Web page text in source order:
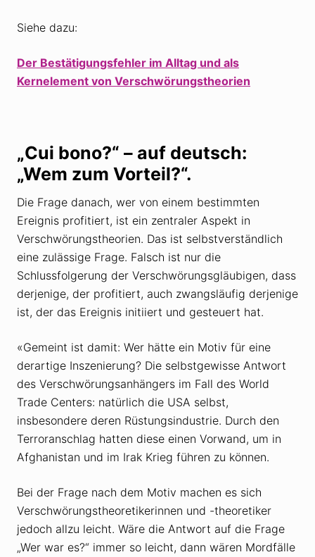
Siehe dazu:
Der Bestätigungsfehler im Alltag und als
Kernelement von Verschwörungstheorien
„Cui bono?“ – auf deutsch:
„Wem zum Vorteil?“.
Die Frage danach, wer von einem bestimmten
Ereignis profitiert, ist ein zentraler Aspekt in
Verschwörungstheorien. Das ist selbstverständlich
eine zulässige Frage. Falsch ist nur die
Schlussfolgerung der Verschwörungsgläubigen, dass
derjenige, der profitiert, auch zwangsläufig derjenige
ist, der das Ereignis initiiert und gesteuert hat.
«Gemeint ist damit: Wer hätte ein Motiv für eine
derartige Inszenierung? Die selbstgewisse Antwort
des Verschwörungsanhängers im Fall des World
Trade Centers: natürlich die USA selbst,
insbesondere deren Rüstungsindustrie. Durch den
Terroranschlag hatten diese einen Vorwand, um in
Afghanistan und im Irak Krieg führen zu können.
Bei der Frage nach dem Motiv machen es sich
Verschwörungstheoretikerinnen und -theoretiker
jedoch allzu leicht. Wäre die Antwort auf die Frage
„Wer war es?“ immer so leicht, dann wären Mordfälle